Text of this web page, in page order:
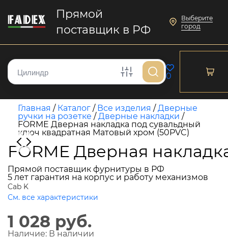
Прямой
поставщик в РФ
Выберите
город
0
Главная / Каталог / Все изделия /Дверные
ручки на розетке /Дверные накладки /
FORME Дверная накладка под сувальдный
ключ квадратная Матовый хром (50PVC)
FORME Дверная
Прямой поставщик фурнитуры в РФ
5 лет гарантия на корпус и работу механизмов
Cab K
См. все характеристики
1 028 руб.
Наличие: В наличии